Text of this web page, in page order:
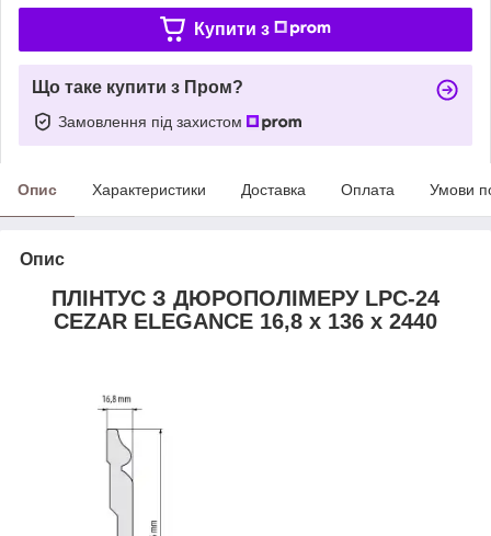
Купити з
Що таке купити з Пром?
Замовлення під захистом
Опис Характеристики Доставка Оплата Умови
Опис
ПЛІНТУС З ДЮРОПОЛІМЕРУ LPC-24
CEZAR ELEGANCE 16,8 х 136 х 2440